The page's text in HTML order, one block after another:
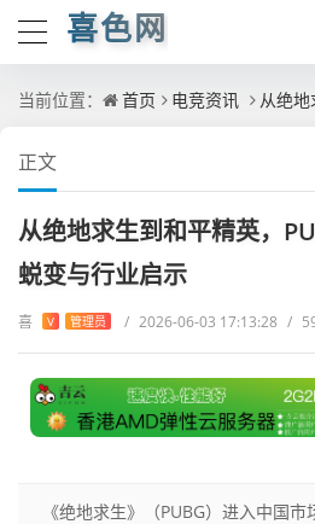
喜色网
当前位置： 首页 电竞资讯 从绝地求生
正文
从绝地求生到和平精英，
蜕变与行业启示
喜 V 管理员 / 2026-06-03 17:13:28 /
《绝地求生》（PUBG）进入中国